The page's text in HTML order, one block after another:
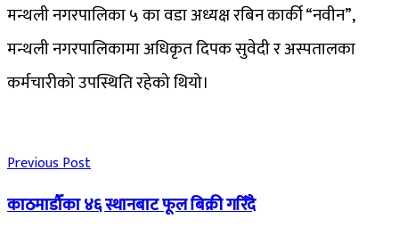
मन्थली नगरपालिका ५ का वडा अध्यक्ष रबिन कार्की “नवीन”,
मन्थली नगरपालिकामा अधिकृत दिपक सुवेदी र अस्पतालका
कर्मचारीको उपस्थिति रहेको थियो।
Previous Post
काठमाडौँका ४६ स्थानबाट फूल बिक्री गरिँदै